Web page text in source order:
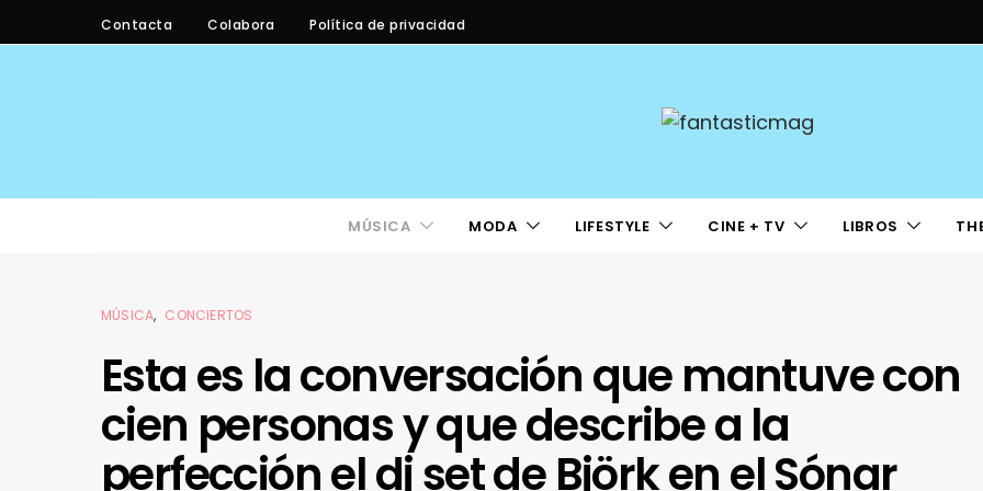
Contacta Colabora Política de privacidad
MÚSICA MODA LIFESTYLE CINE + TV LIBROS
MÚSICA CONCIERTOS
Esta es la conversación que mantuve con
cien personas y que describe a la
perfección el dj set de Björk en el Sónar